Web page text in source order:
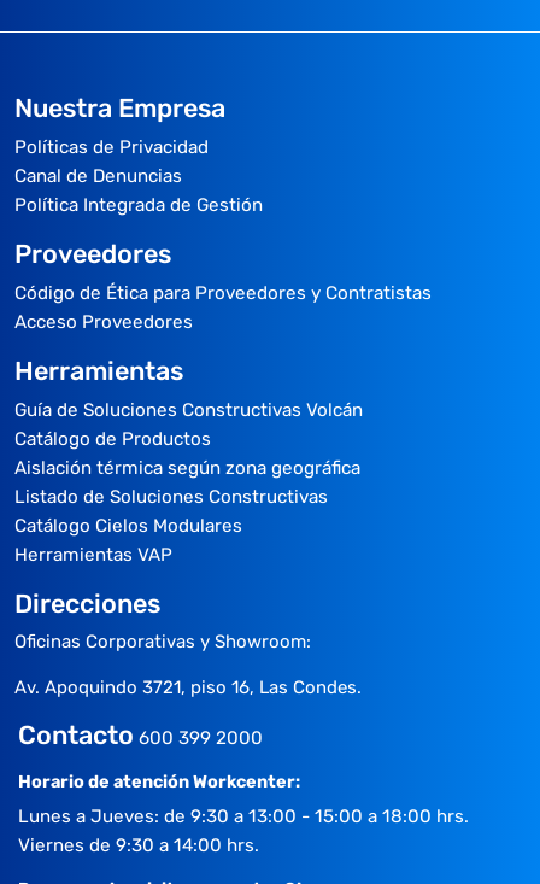
Nuestra Empresa
Políticas de Privacidad
Canal de Denuncias
Política Integrada de Gestión
Proveedores
Código de Ética para Proveedores y Contratistas
Acceso Proveedores
Herramientas
Guía de Soluciones Constructivas Volcán
Catálogo de Productos
Aislación térmica según zona geográfica
Listado de Soluciones Constructivas
Catálogo Cielos Modulares
Herramientas VAP
Direcciones
Oficinas Corporativas y Showroom:
Av. Apoquindo 3721, piso 16, Las Condes.
Contacto 600 399 2000
Horario de atención Workcenter:
Lunes a Jueves: de 9:30 a 13:00 - 15:00 a 18:00 hrs.
Viernes de 9:30 a 14:00 hrs.